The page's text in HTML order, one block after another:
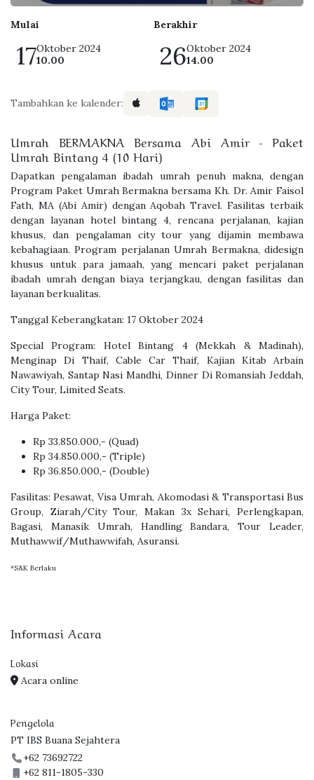
Mulai
17Oktober 2024
10.00
Berakhir
26Oktober 2024
14.00
Tambahkan ke kalender:
Umrah BERMAKNA Bersama Abi Amir - Paket
Umrah Bintang 4 (10 Hari)
Dapatkan pengalaman ibadah umrah penuh makna, dengan
Program Paket Umrah Bermakna bersama Kh. Dr. Amir Faisol
Fath, MA (Abi Amir) dengan Aqobah Travel. Fasilitas terbaik
dengan layanan hotel bintang 4, rencana perjalanan, kajian
khusus, dan pengalaman city tour yang dijamin membawa
kebahagiaan. Program perjalanan Umrah Bermakna, didesign
khusus untuk para jamaah, yang mencari paket perjalanan
ibadah umrah dengan biaya terjangkau, dengan fasilitas dan
layanan berkualitas.
Tanggal Keberangkatan: 17 Oktober 2024
Special Program: Hotel Bintang 4 (Mekkah & Madinah),
Menginap Di Thaif, Cable Car Thaif, Kajian Kitab Arbain
Nawawiyah, Santap Nasi Mandhi, Dinner Di Romansiah Jeddah,
City Tour, Limited Seats.
Harga Paket:
Rp 33.850.000,- (Quad)
Rp 34.850.000,- (Triple)
Rp 36.850.000,- (Double)
Fasilitas: Pesawat, Visa Umrah, Akomodasi & Transportasi Bus
Group, Ziarah/City Tour, Makan 3x Sehari, Perlengkapan,
Bagasi, Manasik Umrah, Handling Bandara, Tour Leader,
Muthawwif/Muthawwifah, Asuransi.
*S&K Berlaku
Informasi Acara
Lokasi
Acara online
Pengelola
PT IBS Buana Sejahtera
+62 73692722
+62 811-1805-330